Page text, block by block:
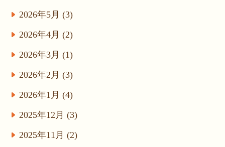
2026年5月 (3)
2026年4月 (2)
2026年3月 (1)
2026年2月 (3)
2026年1月 (4)
2025年12月 (3)
2025年11月 (2)